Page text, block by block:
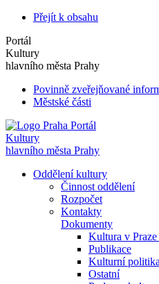
Přejít k obsahu
Portál
Kultury
hlavního města Prahy
Povinně zveřejňované
Městské části
Portál
Kultury
hlavního města Prahy
Oddělení kultury
Činnost oddělení
Rozpočet
Kontakty
Dokumenty
Kultura v
Publikace
Kulturní
Ostatní